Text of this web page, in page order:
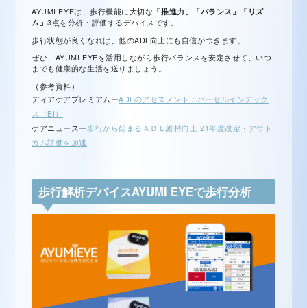
AYUMI EYEは、歩行機能に大切な 「推進力」「バランス」「リズ
ム」3点を分析・評価するデバイスです。
歩行状態が良くなれば、他のADL向上にも自信がつきます。
ぜひ、AYUMI EYEを活用しながら歩行バランスを安定させて、いつ
までも健康的な生活を送りましょう。
（参考資料）
ディアケアプレミアムーADLのアセスメント：バーセルインデック
ス（BI）
ケアニュースー歩行から始まるＡＤＬ維持向上 21年度改定・アウト
カム評価を加速
歩行解析デバイスAYUMI EYEで歩行分析